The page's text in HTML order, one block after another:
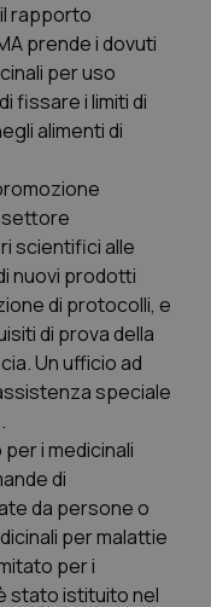
Ulcerosa
rapporto
prende i dovuti
per uso
fissare i limiti di
alimenti di
settore
scientifici alle
nuovi prodotti
di protocolli, e
di prova della
Un ufficio ad
speciale
i medicinali
di
da persone o
per malattie
per i
stato istituito nel